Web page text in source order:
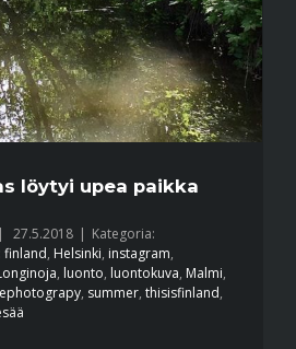
löytyi upea paikka
27.5.2018
Kategoria:
finland, Helsinki, instagram,
, luonto, luontokuva, Malmi,
, summer, thisisfinland,